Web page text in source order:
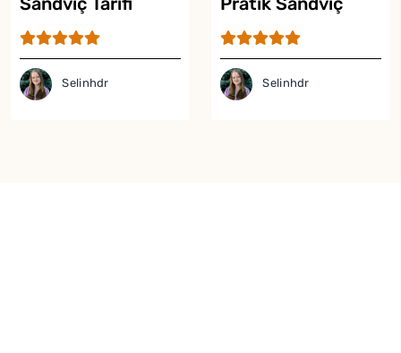
Selinhdr
Simit Tarifi
Selinhdr